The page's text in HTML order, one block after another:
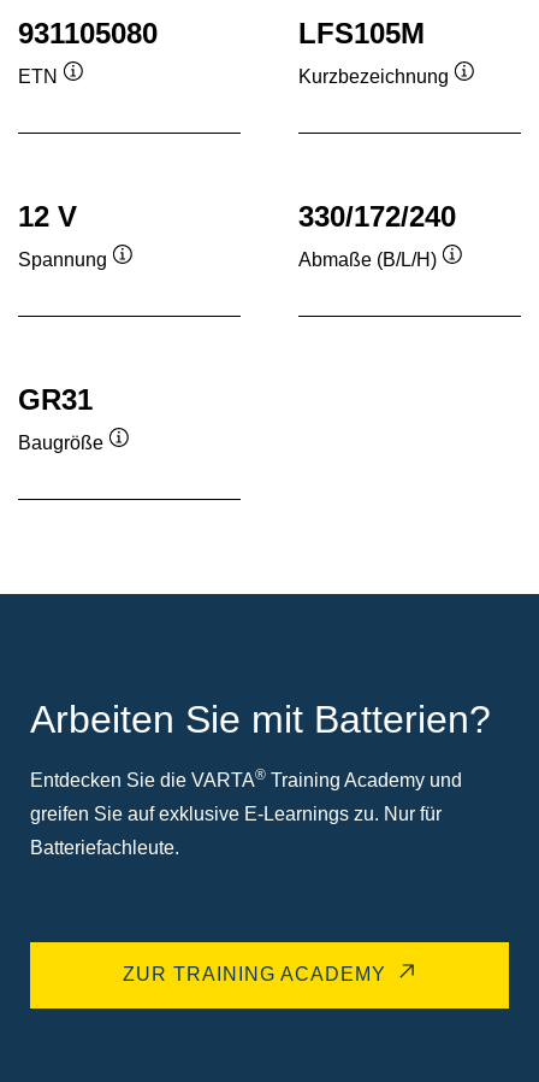
931105080
ETN
LFS105M
Kurzbezeichnung
12 V
Spannung
330/172/240
Abmaße (B/L/H)
GR31
Baugröße
Arbeiten Sie mit Batterien?
Entdecken Sie die VARTA® Training Academy und
greifen Sie auf exklusive E-Learnings zu. Nur für
Batteriefachleute.
ZUR TRAINING ACADEMY